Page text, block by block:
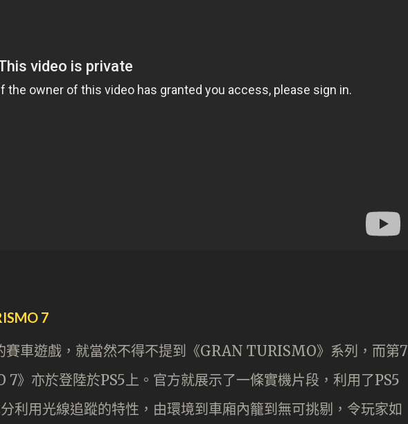
7
車遊戲，就當然不得不提到《GRAN TURISMO》系列，而第7
》亦於登陸於PS5上。官方就展示了一條實機片段，利用了PS5
利用光線追蹤的特性，由環境到車廂內籠到無可挑剔，令玩家如